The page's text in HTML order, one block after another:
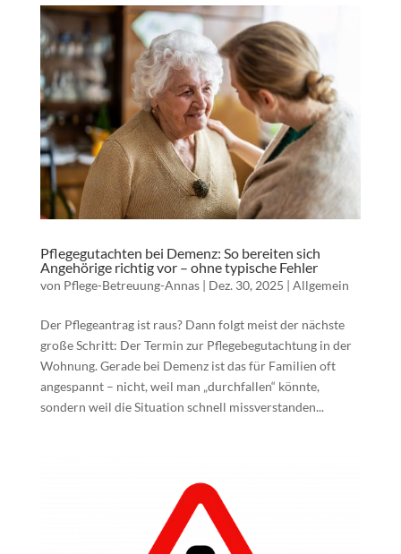
Pflegegutachten bei Demenz: So bereiten sich
Angehörige richtig vor – ohne typische Fehler
von Pflege-Betreuung-Annas| Dez. 30, 2025 | Allgemein
Der Pflegeantrag ist raus? Dann folgt meist der nächste
große Schritt: Der Termin zur Pflegebegutachtung in der
Wohnung. Gerade bei Demenz ist das für Familien oft
angespannt – nicht, weil man „durchfallen“ könnte,
sondern weil die Situation schnell missverstanden...